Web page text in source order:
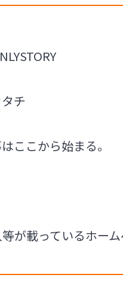
チ
ここから始まる。
が載っているホー